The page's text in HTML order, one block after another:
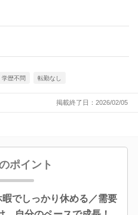
学歴不問 転勤なし
掲載終了日：2026/02/05
ポイント
でしっかり休める／需要